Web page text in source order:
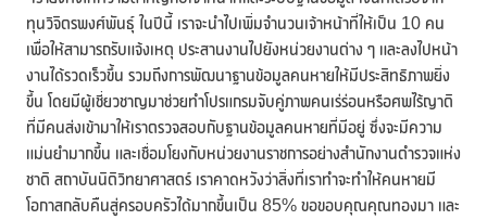
ทุนวิจิตรพงศ์พันธุ์ ในปีนี้ เราจะนำไปเพิ่มจำนวนเจ้าหน้าที่ให้เป็น 10 คน
เพื่อให้สามารถรับแจ้งเหตุ ประสานงานไปยังหน่วยงานต่าง ๆ และลงไปหน้า
งานได้รวดเร็วขึ้น รวมถึงการพัฒนาฐานข้อมูลคนหายให้มีประสิทธิภาพยิ่ง
ขึ้น โดยมีผู้เชี่ยวชาญมาช่วยทำโปรแกรมจับคู่ภาพคนเร่ร่อนหรือศพไร้ญาติ
ที่มีคนส่งเข้ามาให้เราตรวจสอบกับฐานข้อมูลคนหายที่มีอยู่ ซึ่งจะมีความ
แม่นยำมากขึ้น และเชื่อมโยงกับหน่วยงานราชการอย่างสำนักงานตำรวจแห่ง
ชาติ สถาบันนิติวิทยาศาสตร์ เราคาดหวังว่าสิ่งที่เราทำจะทำให้คนหายมี
โอกาสกลับคืนสู่ครอบครัวได้มากขึ้นเป็น 85% ขอขอบคุณคุณทองมา และ